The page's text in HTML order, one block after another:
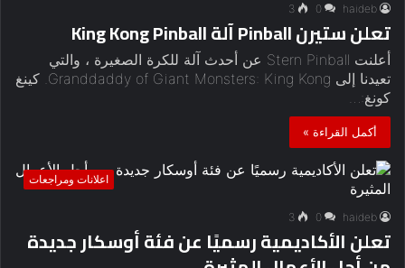
haideb
0
3
تعلن ستيرن Pinball آلة King Kong Pinball
أعلنت Stern Pinball عن أحدث آلة للكرة الصغيرة ، والتي
تعيدنا إلى Granddaddy of Giant Monsters: King Kong. كينغ
كونغ:…
أكمل القراءة »
اعلانات ومراجعات
haideb
0
3
تعلن الأكاديمية رسميًا عن فئة أوسكار جديدة